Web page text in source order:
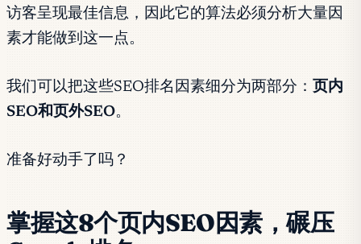
访客呈现最佳信息，因此它的算法必须分析大量因
素才能做到这一点。
我们可以把这些SEO排名因素细分为两部分： 页内
SEO和页外SEO。
准备好动手了吗？
掌握这8个页内SEO因素，碾压